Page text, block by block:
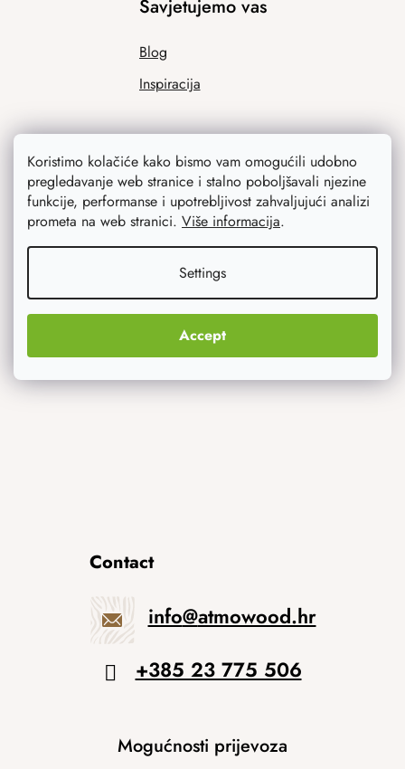
Koristimo kolačiće kako bismo vam omogućili udobno
pregledavanje web stranice i stalno poboljšavali njezine
funkcije, performanse i upotrebljivost zahvaljujući analizi
prometa na web stranici. Više informacija.
Settings
Accept
Savjetujemo vas
Blog
Inspiracija
Ono što vas najviše zanima
Originalni pokloni
Contact
info@atmowood.hr
+385 23 775 506
Mogućnosti prijevoza